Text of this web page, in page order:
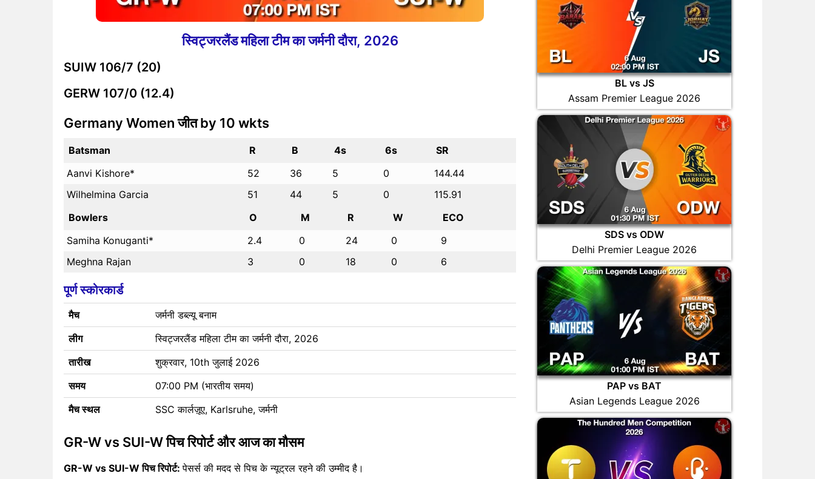
स्विट्जरलैंड महिला टीम का जर्मनी दौरा, 2026
SUIW 106/7 (20)
GERW 107/0 (12.4)
Germany Women जीत by 10 wkts
Batsman R B 4s 6s
SR
Aanvi Kishore*
52 36 5 0
144.44
Wilhelmina Garcia
51 44 5 0
115.91
Bowlers
O M R W
ECO
Samiha Konuganti*
2.4 0 24 0
9
Meghna Rajan
3 0 18 0 6
पूर्ण स्कोरकार्ड
मैच
जर्मनी डब्ल्यू बनाम
लीग
स्विट्जरलैंड महिला टीम का जर्मनी दौरा, 2026
तारीख
शुक्रवार, 10th जुलाई 2026
समय
07:00 PM (भारतीय समय)
मैच स्थल
SSC कार्लज़ूए, Karlsruhe, जर्मनी
GR-W vs SUI-W पिच रिपोर्ट और आज का मौसम
GR-W vs SUI-W पिच रिपोर्ट:पेसर्स की मदद से पिच के न्यूट्रल रहने की उम्मीद है।
BL vs JS
Assam Premier League 2026
SDS vs ODW
Delhi Premier League 2026
PAP vs BAT
Asian Legends League 2026